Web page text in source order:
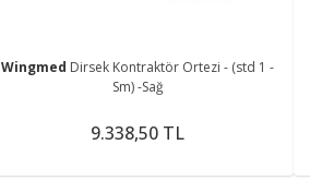
Wingmed Dirsek Kontraktör Ortezi - (std 1 -
Sm) -Sağ
9.338,50 TL